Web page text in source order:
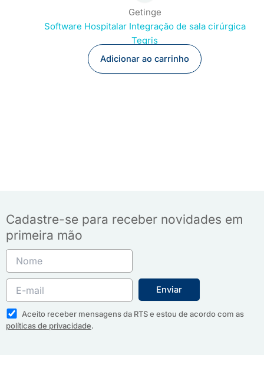
Getinge
Software Hospitalar Integração de sala cirúrgica
Tegris
Adicionar ao carrinho
Cadastre-se para receber novidades em
primeira mão
Aceito receber mensagens da RTS e estou de acordo com as
políticas de privacidade.